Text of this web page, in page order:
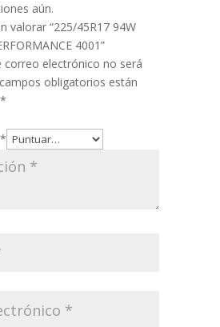
aún.
valorar “225/45R17 94W
4001”
correo electrónico no será
obligatorios están
*
*